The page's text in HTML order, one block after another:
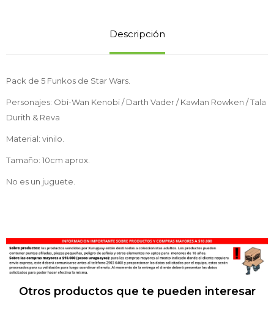
Descripción
Pack de 5 Funkos de Star Wars.
Personajes: Obi-Wan Kenobi / Darth Vader / Kawlan Rowken / Tala
Durith & Reva
Material: vinilo.
Tamaño: 10cm aprox.
No es un juguete.
Otros productos que te pueden interesar